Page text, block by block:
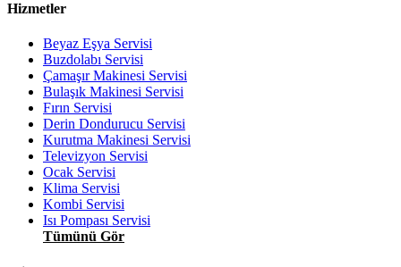
Hizmetler
Beyaz Eşya Servisi
Buzdolabı Servisi
Çamaşır Makinesi Servisi
Bulaşık Makinesi Servisi
Fırın Servisi
Derin Dondurucu Servisi
Kurutma Makinesi Servisi
Televizyon Servisi
Ocak Servisi
Klima Servisi
Kombi Servisi
Isı Pompası Servisi
Tümünü Gör